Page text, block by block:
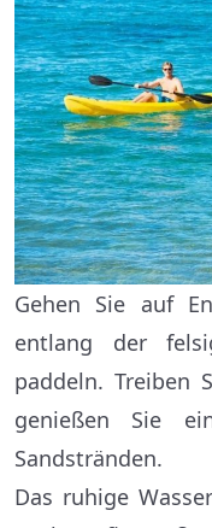
Gehen Sie auf
entlang der
paddeln. Treiben
genießen Sie
Sandstränden.
Das ruhige